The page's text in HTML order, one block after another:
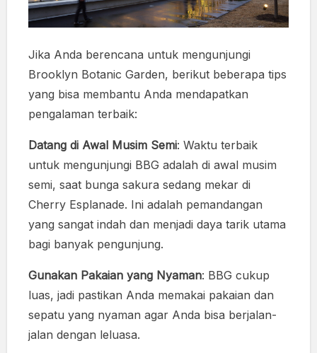
Jika Anda berencana untuk mengunjungi
Brooklyn Botanic Garden, berikut beberapa tips
yang bisa membantu Anda mendapatkan
pengalaman terbaik:
Datang di Awal Musim Semi: Waktu terbaik
untuk mengunjungi BBG adalah di awal musim
semi, saat bunga sakura sedang mekar di
Cherry Esplanade. Ini adalah pemandangan
yang sangat indah dan menjadi daya tarik utama
bagi banyak pengunjung.
Gunakan Pakaian yang Nyaman: BBG cukup
luas, jadi pastikan Anda memakai pakaian dan
sepatu yang nyaman agar Anda bisa berjalan-
jalan dengan leluasa.